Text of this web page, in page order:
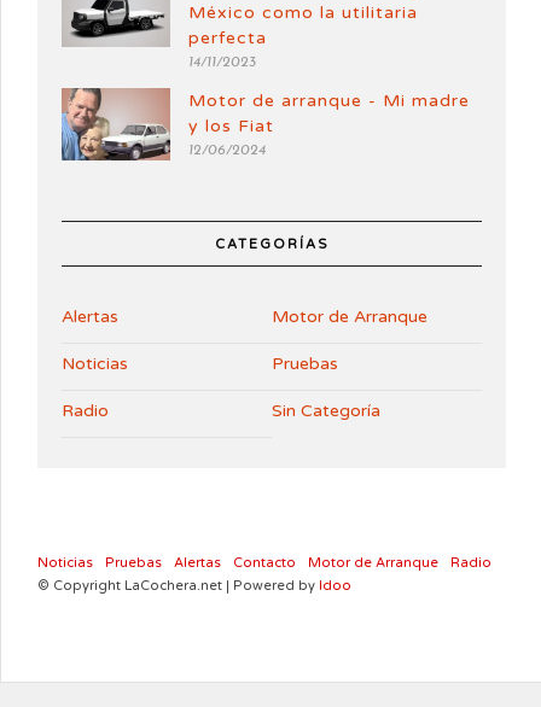
México como la utilitaria
perfecta
14/11/2023
Motor de arranque - Mi madre
y los Fiat
12/06/2024
CATEGORÍAS
Alertas Motor de Arranque
Noticias Pruebas
Radio Sin Categoría
Noticias Pruebas Alertas Contacto Motor de Arranque
Radio
© Copyright LaCochera.net | Powered by Idoo